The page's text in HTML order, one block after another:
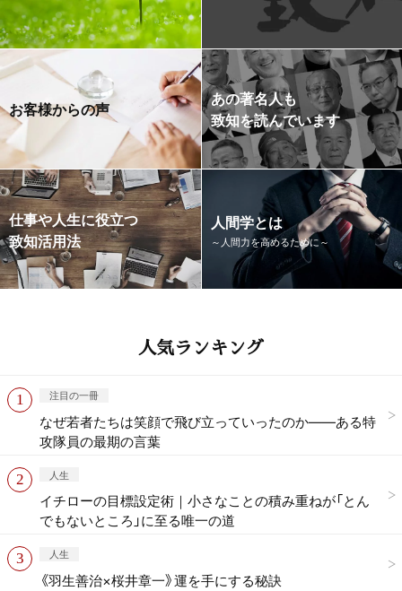
お客様からの声
あの著名人も
致知を読んでいます
仕事や人生に役立つ
致知活用法
人間学とは
～人間力を高めるために～
人気ランキング
注目の一冊
なぜ若者たちは笑顔で飛び立っていったのか——ある特
攻隊員の最期の言葉
人生
イチローの目標設定術｜小さなことの積み重ねが「とん
でもないところ」に至る唯一の道
人生
《羽生善治×桜井章一》運を手にする秘訣